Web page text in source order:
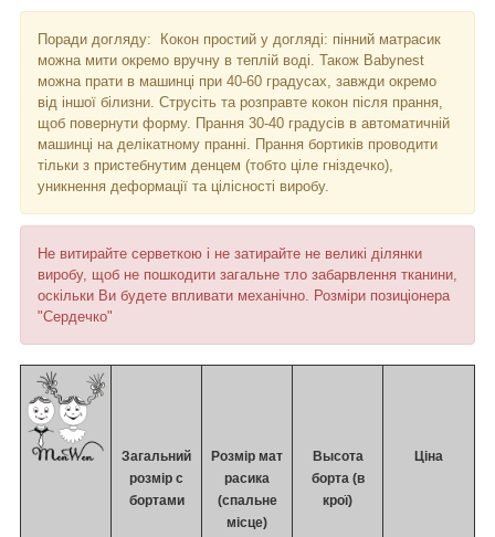
Поради догляду: Кокон простий у догляді: пінний матрасик
можна мити окремо вручну в теплій воді. Також Ваbynеst
можна прати в машинці при 40-60 градусах, завжди окремо
від іншої білизни. Струсіть та розправте кокон після прання,
щоб повернути форму. Прання 30-40 градусів в автоматичній
машинці на делікатному пранні. Прання бортиків проводити
тільки з пристебнутим денцем (тобто ціле гніздечко),
уникнення деформації та цілісності виробу.
Не витирайте серветкою і не затирайте не великі ділянки
виробу, щоб не пошкодити загальне тло забарвлення тканини,
оскільки Ви будете впливати механічно. Розміри позиціонера
"Сердечко"
Загальний
розмір с
бортами
Розмір мат
расика
(спальне
місце)
Высота
борта (в
крої)
Ціна